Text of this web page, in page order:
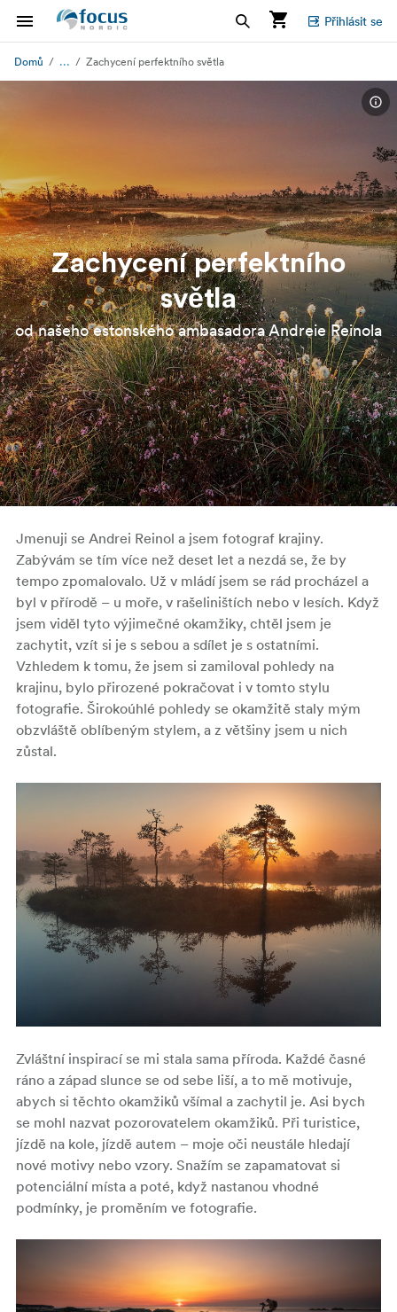
Přihlásit se
Domů ... Zachycení perfektního světla
Zachycení perfektního
světla
od našeho estonského ambasadora Andreie Reinola
Jmenuji se Andrei Reinol a jsem fotograf krajiny.
Zabývám se tím více než deset let a nezdá se, že by
tempo zpomalovalo. Už v mládí jsem se rád procházel a
byl v přírodě – u moře, v rašeliništích nebo v lesích. Když
jsem viděl tyto výjimečné okamžiky, chtěl jsem je
zachytit, vzít si je s sebou a sdílet je s ostatními.
Vzhledem k tomu, že jsem si zamiloval pohledy na
krajinu, bylo přirozené pokračovat i v tomto stylu
fotografie. Širokoúhlé pohledy se okamžitě staly mým
obzvláště oblíbeným stylem, a z většiny jsem u nich
zůstal.
Zvláštní inspirací se mi stala sama příroda. Každé časné
ráno a západ slunce se od sebe liší, a to mě motivuje,
abych si těchto okamžiků všímal a zachytil je. Asi bych
se mohl nazvat pozorovatelem okamžiků. Při turistice,
jízdě na kole, jízdě autem – moje oči neustále hledají
nové motivy nebo vzory. Snažím se zapamatovat si
potenciální místa a poté, když nastanou vhodné
podmínky, je proměním ve fotografie.